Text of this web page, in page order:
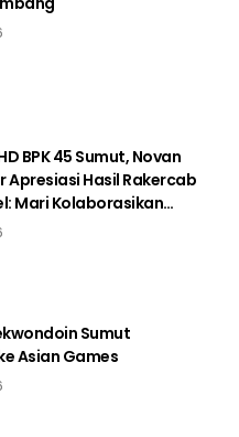
BPK 45 Sumut, Novan
Apresiasi Hasil Rakercab
Mari Kolaborasikan
dan Pembangunan
Sumut
Asian Games